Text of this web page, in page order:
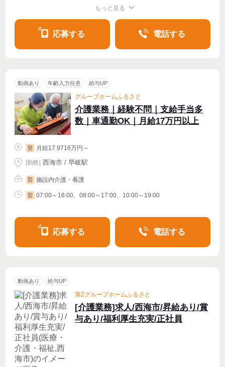
もっと見る
応募する 電話する
動画あり 年齢入力任意 給与UP
グループホームふるさと
介護業務｜経験不問｜支給手当多
数｜車通勤OK｜月給17万円以上
契 月給17.9716万円～
|勤務 西海市 / 早岐駅
契 施設内介護・看護
契 07:00～16:00、08:00～17:00、10:00～19:00
応募する 電話する
動画あり 給与UP
第2グループホームふるさと
[介護業務]求人/西海市/昇給あり/賞
与あり/福利厚生充実/正社員